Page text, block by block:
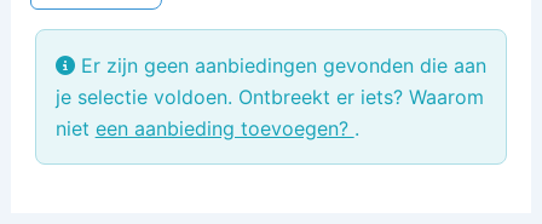
Er zijn geen aanbiedingen gevonden die aan
je selectie voldoen. Ontbreekt er iets? Waarom
niet een aanbieding toevoegen? .